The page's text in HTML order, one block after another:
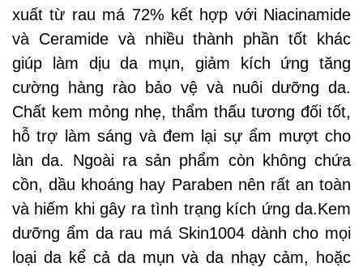
xuất từ rau má 72% kết hợp với Niacinamide
và Ceramide và nhiều thành phần tốt khác
giúp làm dịu da mụn, giảm kích ứng tăng
cường hàng rào bảo vệ và nuôi dưỡng da.
Chất kem mỏng nhẹ, thẩm thấu tương đối tốt,
hỗ trợ làm sáng và đem lại sự ẩm mượt cho
làn da. Ngoài ra sản phẩm còn không chứa
cồn, dầu khoáng hay Paraben nên rất an toàn
và hiếm khi gây ra tình trạng kích ứng da.Kem
dưỡng ẩm da rau má Skin1004 dành cho mọi
loại da kể cả da mụn và da nhạy cảm, hoặc